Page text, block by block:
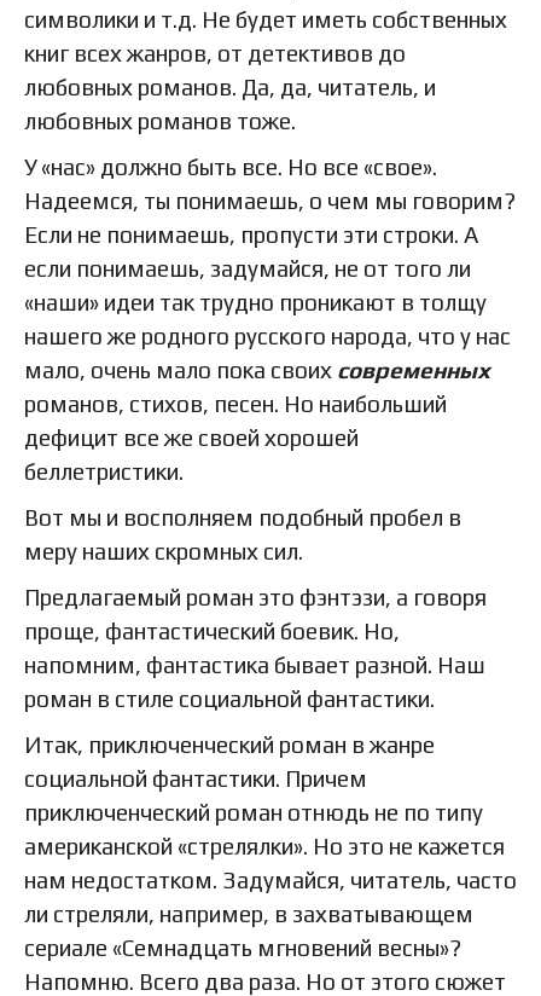
символики и т.д. Не будет иметь собственных
книг всех жанров, от детективов до
любовных романов. Да, да, читатель, и
любовных романов тоже.
У «нас» должно быть все. Но все «свое».
Надеемся, ты понимаешь, о чем мы говорим?
Если не понимаешь, пропусти эти строки. А
если понимаешь, задумайся, не от того ли
«наши» идеи так трудно проникают в толщу
нашего же родного русского народа, что у нас
мало, очень мало пока своих современных
романов, стихов, песен. Но наибольший
дефицит все же своей хорошей
беллетристики.
Вот мы и восполняем подобный пробел в
меру наших скромных сил.
Предлагаемый роман это фэнтэзи, а говоря
проще, фантастический боевик. Но,
напомним, фантастика бывает разной. Наш
роман в стиле социальной фантастики.
Итак, приключенческий роман в жанре
социальной фантастики. Причем
приключенческий роман отнюдь не по типу
американской «стрелялки». Но это не кажется
нам недостатком. Задумайся, читатель, часто
ли стреляли, например, в захватывающем
сериале «Семнадцать мгновений весны»?
Напомню. Всего два раза. Но от этого сюжет